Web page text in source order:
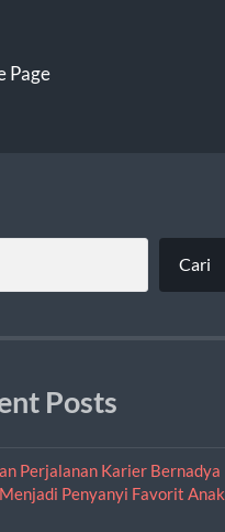
Page
Cari
Posts
Perjalanan Karier Bernadya
Penyanyi Favorit Anak